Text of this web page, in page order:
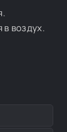
воздух.